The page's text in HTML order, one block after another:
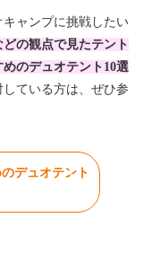
ャンプに挑戦したい
の観点で見たテント
のデュオテント10選
ている方は、ぜひ参
デュオテント